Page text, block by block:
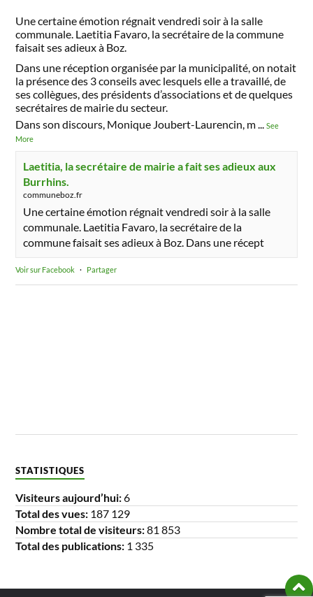
Une certaine émotion régnait vendredi soir à la salle
communale. Laetitia Favaro, la secrétaire de la commune
faisait ses adieux à Boz.
Dans une réception organisée par la municipalité, on notait
la présence des 3 conseils avec lesquels elle a travaillé, de
ses collègues, des présidents d’associations et de quelques
secrétaires de mairie du secteur.
Dans son discours, Monique Joubert-Laurencin, m
...See
More
Laetitia, la secrétaire de mairie a fait ses adieux aux
Burrhins.
communeboz.fr
Une certaine émotion régnait vendredi soir à la salle
communale. Laetitia Favaro, la secrétaire de la
commune faisait ses adieux à Boz. Dans une récept
Voir sur Facebook · Partager
STATISTIQUES
Visiteurs aujourd’hui:6
Total des vues: 187 129
Nombre total de visiteurs:81 853
Total des publications: 1 335